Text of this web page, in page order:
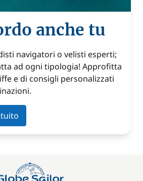
anche tu
navigatori o velisti esperti;
ad ogni tipologia! Approfitta
e di consigli personalizzati